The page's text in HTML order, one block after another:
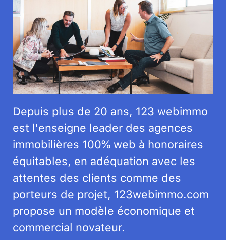
Depuis plus de 20 ans, 123 webimmo
est l'enseigne leader des agences
immobilières 100% web à honoraires
équitables, en adéquation avec les
attentes des clients comme des
porteurs de projet, 123webimmo.com
propose un modèle économique et
commercial novateur.